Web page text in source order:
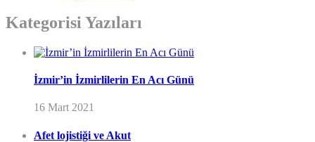
Kategorisi Yazıları
İzmir’in İzmirlilerin En Acı Günü
16 Mart 2021
Afet lojistiği ve Akut